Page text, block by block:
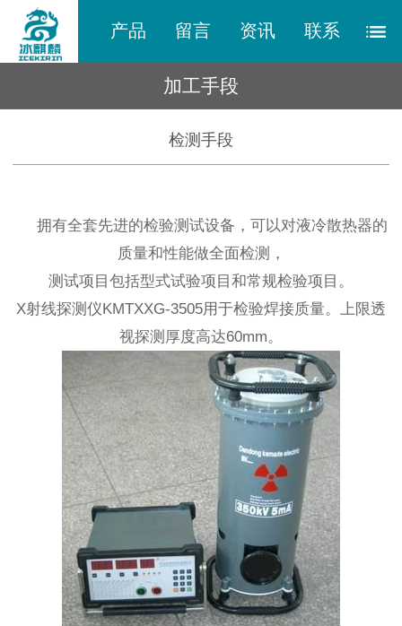
产品 留言 资讯 联系
加工手段
检测手段
拥有全套先进的检验测试设备，可以对液冷散热器的
质量和性能做全面检测，
测试项目包括型式试验项目和常规检验项目。
X射线探测仪KMTXXG-3505用于检验焊接质量。上限透
视探测厚度高达60mm。